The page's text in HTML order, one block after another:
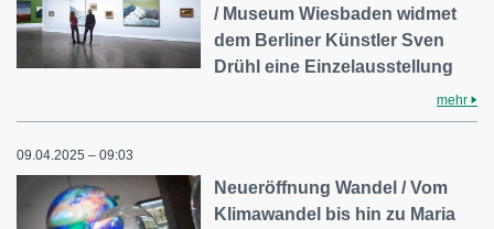
/ Museum Wiesbaden widmet
dem Berliner Künstler Sven
Drühl eine Einzelausstellung
mehr
09.04.2025 – 09:03
Neueröffnung Wandel / Vom
Klimawandel bis hin zu Maria